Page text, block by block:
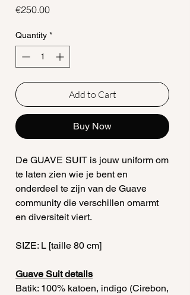
€250.00Price
Quantity *
Add to Cart
Buy Now
De GUAVE SUIT is jouw uniform om
te laten zien wie je bent en
onderdeel te zijn van de Guave
community die verschillen omarmt
en diversiteit viert.
SIZE: L [taille 80 cm]
Guave Suit details
Batik: 100% katoen, indigo (Cirebon,